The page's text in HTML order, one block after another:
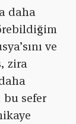
daha
ve
zira
bu sefer